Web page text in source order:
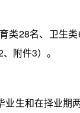
28名、卫生类
附件3）。
生和在择业期